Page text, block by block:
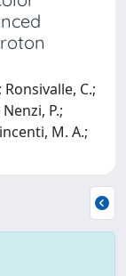
C.;
P.;
M. A.;